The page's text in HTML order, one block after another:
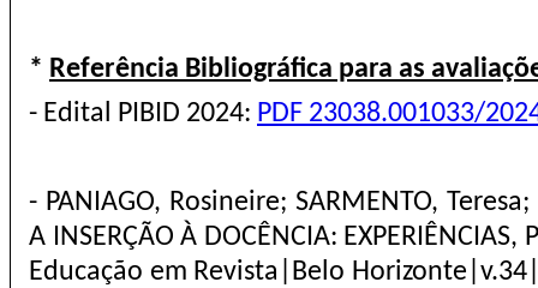
* Referência Bibliográfica para as
- Edital PIBID 2024: PDF 23038.001033/
- PANIAGO, Rosineire; SARMENTO,
A INSERÇÃO À DOCÊNCIA: EXPERIÊNCIAS,
Educação em Revista|Belo